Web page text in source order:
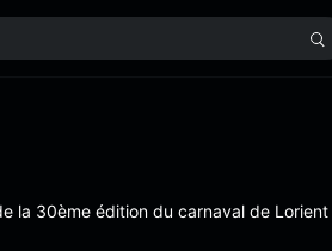
la 30ème édition du carnaval de